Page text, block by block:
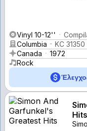
Vinyl 10-12''
Columbia
KC 31350
Canada
1972
Rock
Hits